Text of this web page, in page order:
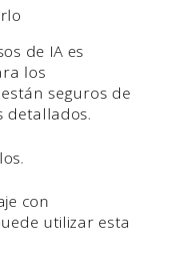
de IA es
los
seguros de
detallados.
con
utilizar esta